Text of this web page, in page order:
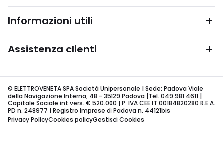
Informazioni utili
Assistenza clienti
© ELETTROVENETA SPA Società Unipersonale | Sede: Padova Viale
della Navigazione Interna, 48 - 35129 Padova |Tel. 049 981 4611 |
Capitale Sociale int.vers. € 520.000 | P. IVA CEE IT 00184820280 R.E.A.
PD n. 248977 | Registro Imprese di Padova n. 44121bis
Privacy PolicyCookies policyGestisci Cookies